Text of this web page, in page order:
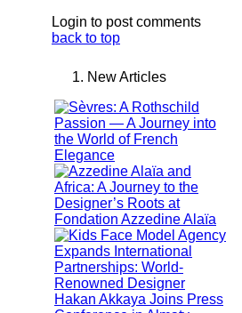
Login to post comments
back to top
New Articles